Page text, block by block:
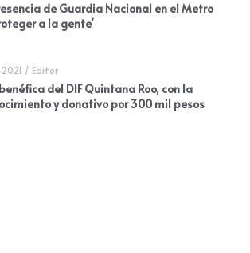
de Guardia Nacional en el Metro
a la gente’
/ Editor
del DIF Quintana Roo, con la
y donativo por 300 mil pesos